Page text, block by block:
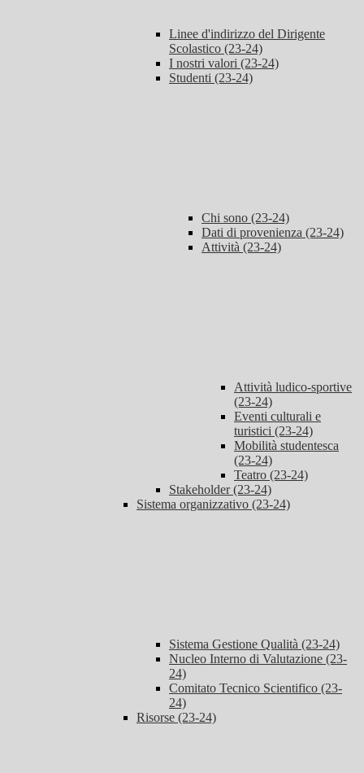
Linee d'indirizzo del Dirigente
Scolastico (23-24)
I nostri valori (23-24)
Studenti (23-24)
Chi sono (23-24)
Dati di provenienza (23-24)
Attività (23-24)
Attività ludico-sportive
(23-24)
Eventi culturali e
turistici (23-24)
Mobilità studentesca
(23-24)
Teatro (23-24)
Stakeholder (23-24)
Sistema organizzativo (23-24)
Sistema Gestione Qualità (23-24)
Nucleo Interno di Valutazione (23-
24)
Comitato Tecnico Scientifico (23-
24)
Risorse (23-24)